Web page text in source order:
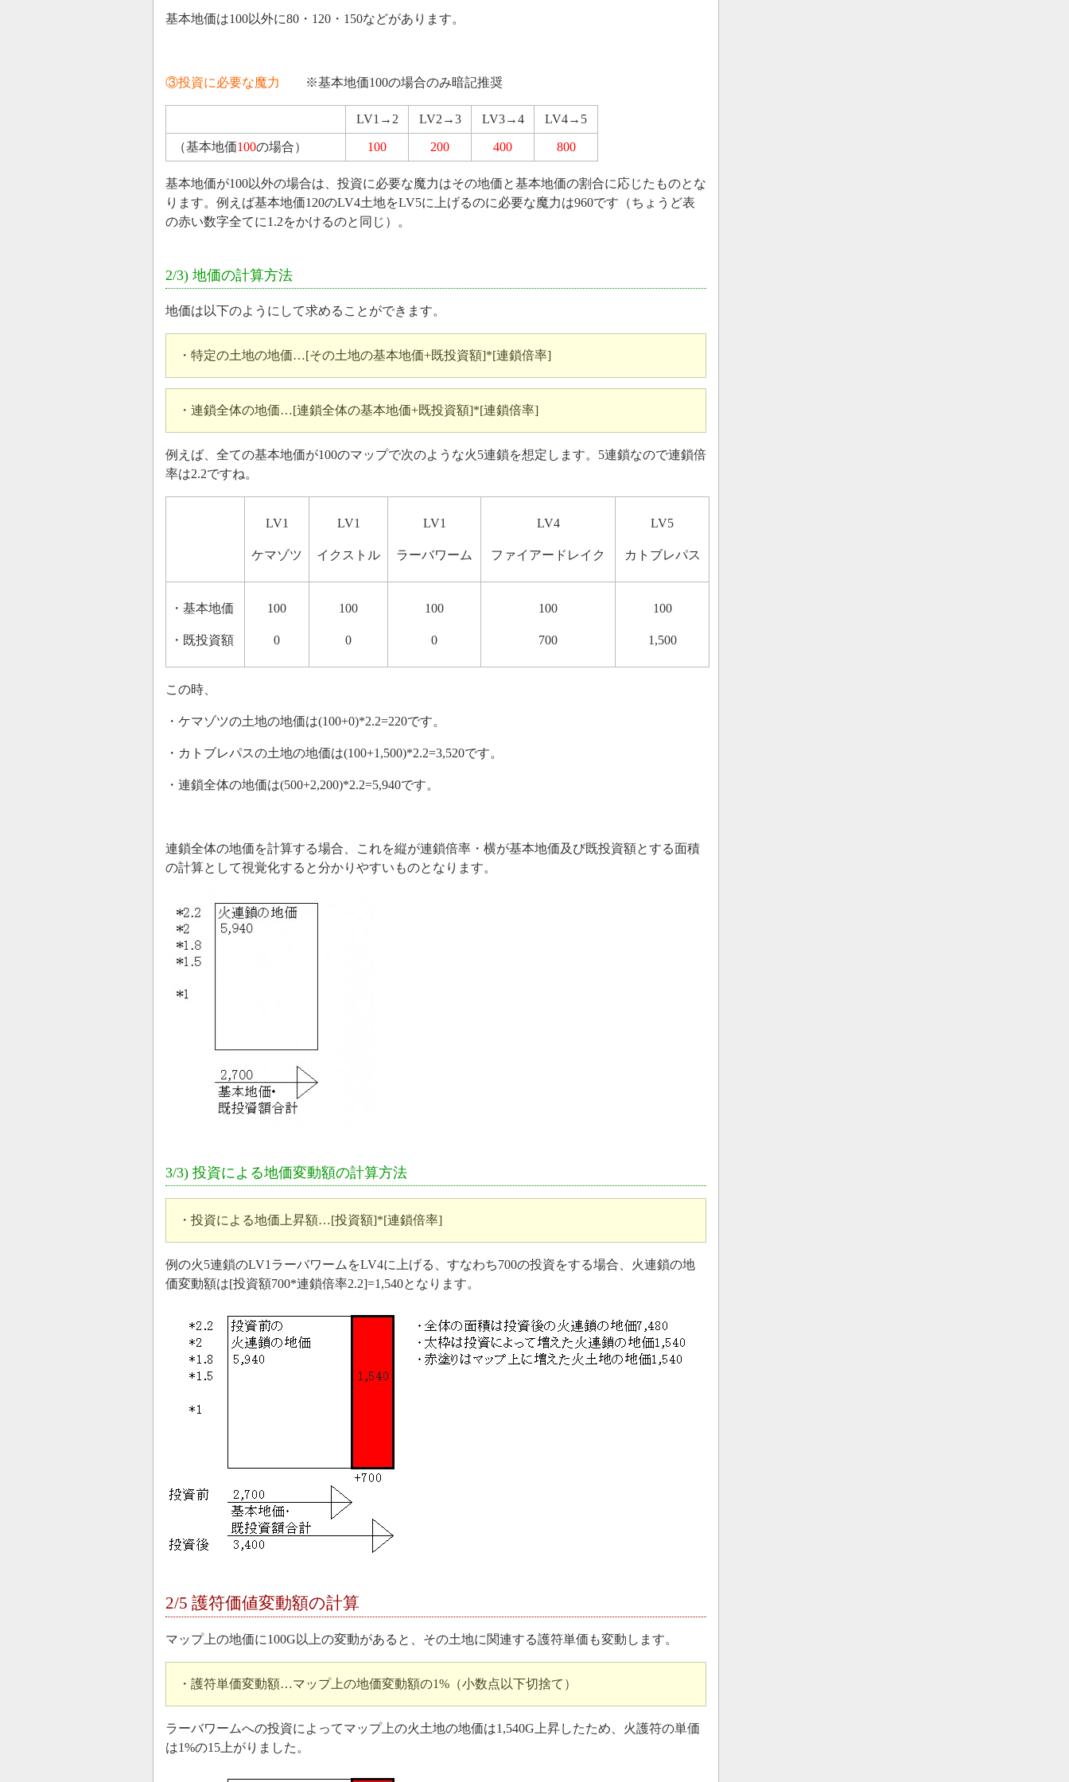
基本地価は100以外に80・120・150などがあります。
③投資に必要な魔力 ※基本地価100の場合のみ暗記推奨
LV1→2 LV2→3 LV3→4 LV4→5
（基本地価100の場合） 100 200 400 800
基本地価が100以外の場合は、投資に必要な魔力はその地価と基本地価の割合に応じたものとな
ります。例えば基本地価120のLV4土地をLV5に上げるのに必要な魔力は960です（ちょうど表
の赤い数字全てに1.2をかけるのと同じ）。
2/3) 地価の計算方法
地価は以下のようにして求めることができます。
・特定の土地の地価…[その土地の基本地価+既投資額]*[連鎖倍率]
・連鎖全体の地価…[連鎖全体の基本地価+既投資額]*[連鎖倍率]
例えば、全ての基本地価が100のマップで次のような火5連鎖を想定します。5連鎖なので連鎖倍
率は2.2ですね。
LV1
ケマゾツ
LV1
イクストル
LV1
ラーバワーム
LV4
ファイアードレイク
LV5
カトブレパス
・基本地価
・既投資額
100
0
100
0
100
0
100
700
100
1,500
この時、
・ケマゾツの土地の地価は(100+0)*2.2=220です。
・カトブレパスの土地の地価は(100+1,500)*2.2=3,520です。
・連鎖全体の地価は(500+2,200)*2.2=5,940です。
連鎖全体の地価を計算する場合、これを縦が連鎖倍率・横が基本地価及び既投資額とする面積
の計算として視覚化すると分かりやすいものとなります。
3/3) 投資による地価変動額の計算方法
・投資による地価上昇額…[投資額]*[連鎖倍率]
例の火5連鎖のLV1ラーバワームをLV4に上げる、すなわち700の投資をする場合、火連鎖の地
価変動額は[投資額700*連鎖倍率2.2]=1,540となります。
2/5 護符価値変動額の計算
マップ上の地価に100G以上の変動があると、その土地に関連する護符単価も変動します。
・護符単価変動額…マップ上の地価変動額の1%（小数点以下切捨て）
ラーバワームへの投資によってマップ上の火土地の地価は1,540G上昇したため、火護符の単価
は1%の15上がりました。